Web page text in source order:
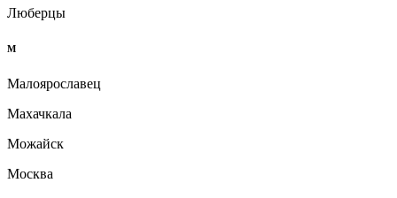
Люберцы
М
Малоярославец
Махачкала
Можайск
Москва